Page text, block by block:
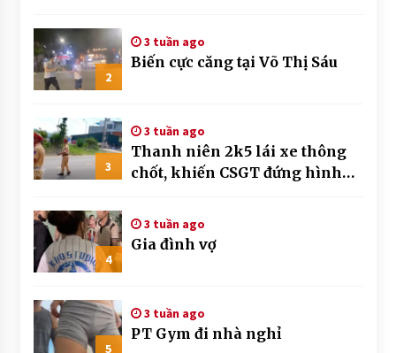
2
3 tuần ago
Biến cực căng tại Võ Thị Sáu
3
3 tuần ago
Thanh niên 2k5 lái xe thông
chốt, khiến CSGT đứng hình
4
3 tuần ago
Gia đình vợ
5
3 tuần ago
PT Gym đi nhà nghỉ